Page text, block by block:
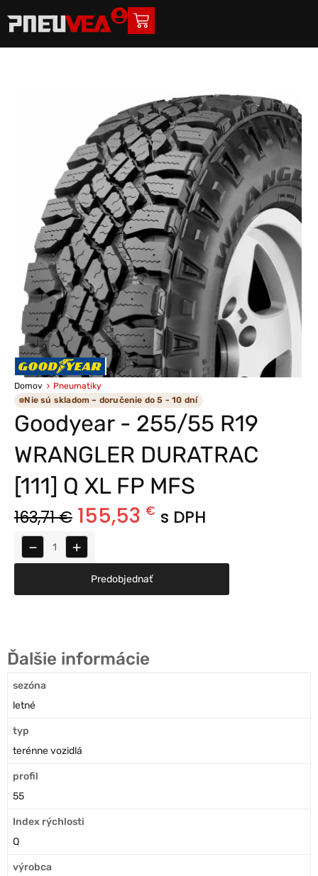
Domov
Pneumatiky
Nie sú skladom – doručenie do 5 - 10 dní
Goodyear - 255/55 R19
WRANGLER DURATRAC
[111] Q XL FP MFS
163,71€ 155,53 € s DPH
− +
Predobjednať
Ďalšie informácie
sezóna
letné
typ
terénne vozidlá
profil
55
Index rýchlosti
Q
výrobca